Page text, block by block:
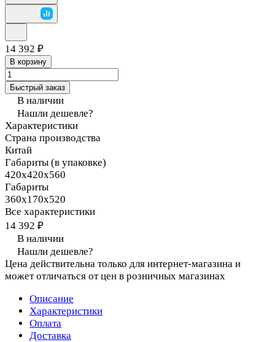
14 392 ₽
В корзину
Быстрый заказ
В наличии
Нашли дешевле?
Характеристики
Страна производства
Китай
Габариты (в упаковке)
420х420х560
Габариты
360х170х520
Все характеристики
14 392 ₽
В наличии
Нашли дешевле?
Цена действительна только для интернет-магазина и
может отличаться от цен в розничных магазинах
Описание
Характеристики
Оплата
Доставка